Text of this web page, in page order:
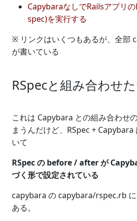
CapybaraなしでRailsアプリ
spec)を実行する
※ リンクはいくつもあるが、全部
が書いている
RSpecと組み合わせ
これは Capybara との組み合わせ
まうんだけど、RSpec +
いて
RSpec の before / after が
づく形で設定されている
capybara の capybara/rspec.rb
ある。